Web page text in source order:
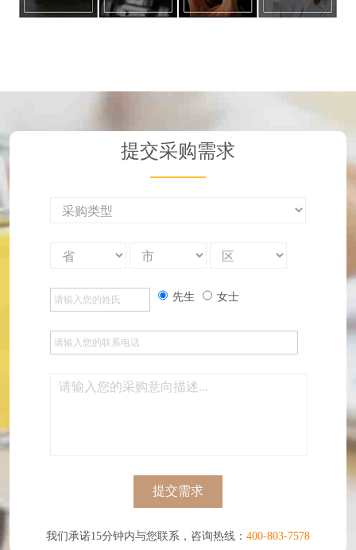
提交采购需求
先生 女士
提交需求
我们承诺15分钟内与您联系，咨询热线： 400-803-7578